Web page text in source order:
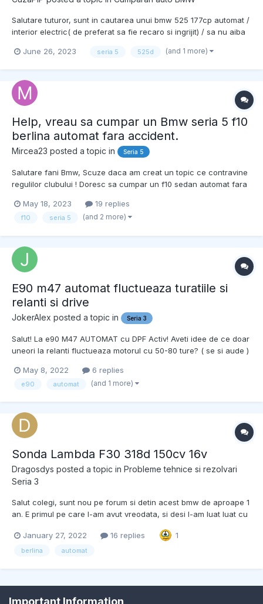
Salutare tuturor, sunt in cautarea unui bmw 525 177cp automat /
interior electric( de preferat sa fie recaro si ingrijit) / sa nu aiba
verificata in toate modurile posibilie)/ sa aiba pe ea (egr/dpf) in
June 26, 2023 seria 5 525d (and 1 more)
Help, vreau sa cumpar un Bmw seria 5 f10
berlina automat fara accident.
Mircea23 posted a topic in Seria 5
Salutare fani Bmw, Scuze daca am creat un topic ce contravine
regulilor clubului ! Doresc sa cumpar un f10 sedan automat fara
ca este atat de greu sa gasesti unul in tara dar se pare ca este..
Am verificat deja vr...
May 18, 2023 19 replies
f10 seria 5 (and 2 more)
E90 m47 automat fluctueaza turatiile si
relanti si drive
JokerAlex posted a topic in Seria 3
Salut! La e90 M47 AUTOMAT cu DPF Activ! Aveti idee de ce doar
uneori la relanti fluctueaza motorul cu 50-80 ture? ( se si aude )
loc sa stea mai turata fluctueaza rau turatiile ( de la 500 pana la
1000). Si uneori cand sunt cu e...
May 8, 2022 6 replies
e90 automat (and 1 more)
Sonda Lambda F30 318d 150cv 16v
Dragosdys posted a topic in Probleme tehnice si rezolvari
Seria 3
Salut colegi, sunt nou pe forum si detin acest bmw de aproape 1
an. E primul pe care l-am avut vreodata, si desi l-am luat luat cu
rezolv fara mecanic. Prima data a inceput cu trepidatii in
acceleratie. Am mers la mecanic, a pus t...
January 27, 2022 16 replies 1
berlina automat
Important Information